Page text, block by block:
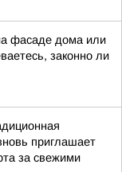
фасаде дома или
законно ли
приглашает
за свежими